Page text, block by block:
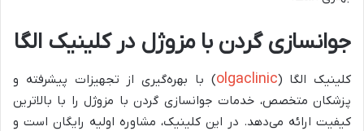
جوانسازی گردن با مزوژل در کلینیک الگا
کلینیک الگا (olgaclinic) با بهره‌گیری از تجهیزات پیشرفته و
پزشکان متخصص، خدمات جوانسازی گردن با مزوژل را با بالاترین
کیفیت ارائه می‌دهد. در این کلینیک، مشاوره اولیه رایگان است و